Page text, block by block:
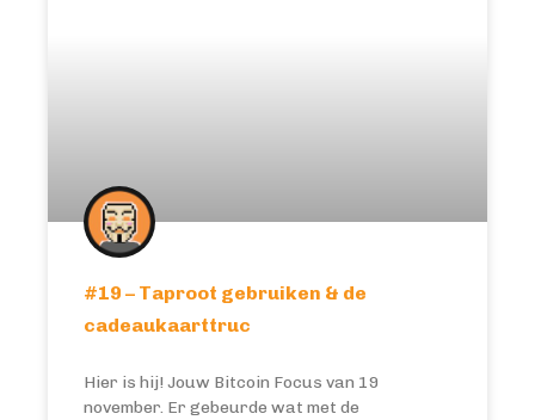
#19 – Taproot gebruiken & de
cadeaukaarttruc
Hier is hij! Jouw Bitcoin Focus van 19
november. Er gebeurde wat met de